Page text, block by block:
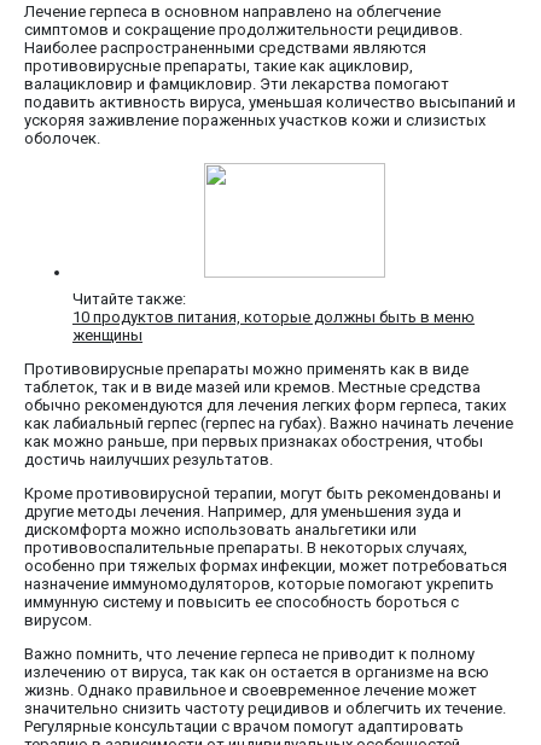
Лечение герпеса в основном направлено на облегчение
симптомов и сокращение продолжительности рецидивов.
Наиболее распространенными средствами являются
противовирусные препараты, такие как ацикловир,
валацикловир и фамцикловир. Эти лекарства помогают
подавить активность вируса, уменьшая количество высыпаний и
ускоряя заживление пораженных участков кожи и слизистых
оболочек.
Читайте также:
10 продуктов питания, которые должны быть в меню
женщины
Противовирусные препараты можно применять как в виде
таблеток, так и в виде мазей или кремов. Местные средства
обычно рекомендуются для лечения легких форм герпеса, таких
как лабиальный герпес (герпес на губах). Важно начинать лечение
как можно раньше, при первых признаках обострения, чтобы
достичь наилучших результатов.
Кроме противовирусной терапии, могут быть рекомендованы и
другие методы лечения. Например, для уменьшения зуда и
дискомфорта можно использовать анальгетики или
противовоспалительные препараты. В некоторых случаях,
особенно при тяжелых формах инфекции, может потребоваться
назначение иммуномодуляторов, которые помогают укрепить
иммунную систему и повысить ее способность бороться с
вирусом.
Важно помнить, что лечение герпеса не приводит к полному
излечению от вируса, так как он остается в организме на всю
жизнь. Однако правильное и своевременное лечение может
значительно снизить частоту рецидивов и облегчить их течение.
Регулярные консультации с врачом помогут адаптировать